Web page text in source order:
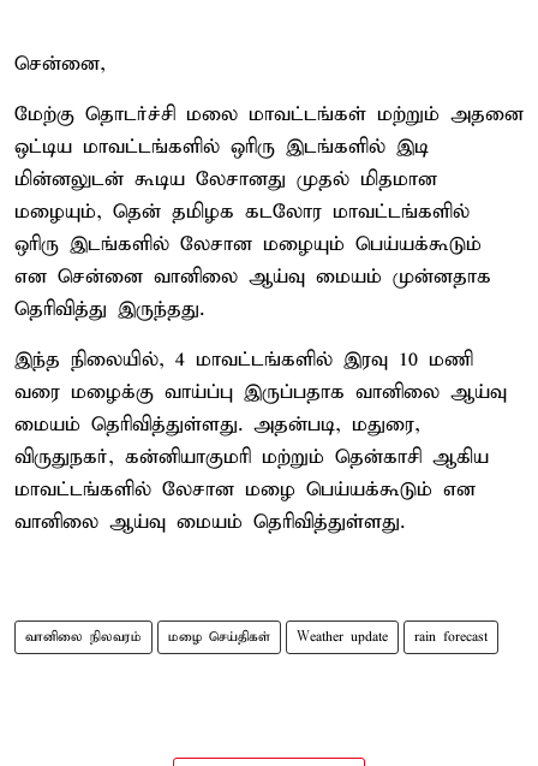
சென்னை,
மேற்கு தொடர்ச்சி மலை மாவட்டங்கள் மற்றும் அதனை
ஒட்டிய மாவட்டங்களில் ஒரிரு இடங்களில் இடி
மின்னலுடன் கூடிய லேசானது முதல் மிதமான
மழையும், தென் தமிழக கடலோர மாவட்டங்களில்
ஒரிரு இடங்களில் லேசான மழையும் பெய்யக்கூடும்
என சென்னை வானிலை ஆய்வு மையம் முன்னதாக
தெரிவித்து இருந்தது.
இந்த நிலையில், 4 மாவட்டங்களில் இரவு 10 மணி
வரை மழைக்கு வாய்ப்பு இருப்பதாக வானிலை ஆய்வு
மையம் தெரிவித்துள்ளது. அதன்படி, மதுரை,
விருதுநகர், கன்னியாகுமரி மற்றும் தென்காசி ஆகிய
மாவட்டங்களில் லேசான மழை பெய்யக்கூடும் என
வானிலை ஆய்வு மையம் தெரிவித்துள்ளது.
வானிலை நிலவரம் மழை செய்திகள் Weather update rain forecast